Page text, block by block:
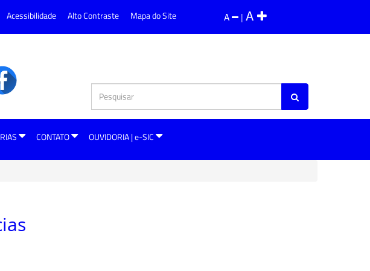
A | A
Acessibilidade Alto Contraste Mapa do Site
CONTATO OUVIDORIA | e-SIC